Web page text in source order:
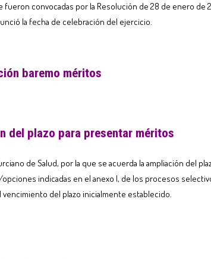
convocadas por la Resolución de 28 de enero de
la fecha de celebración del ejercicio.
baremo méritos
del plazo para presentar méritos
de Salud, por la que se acuerda la ampliación del
indicadas en el anexo I, de los procesos
del plazo inicialmente establecido.